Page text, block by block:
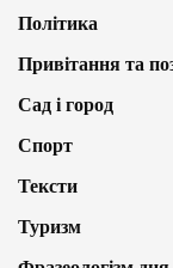
Політика
Привітання та
Сад і город
Спорт
Тексти
Туризм